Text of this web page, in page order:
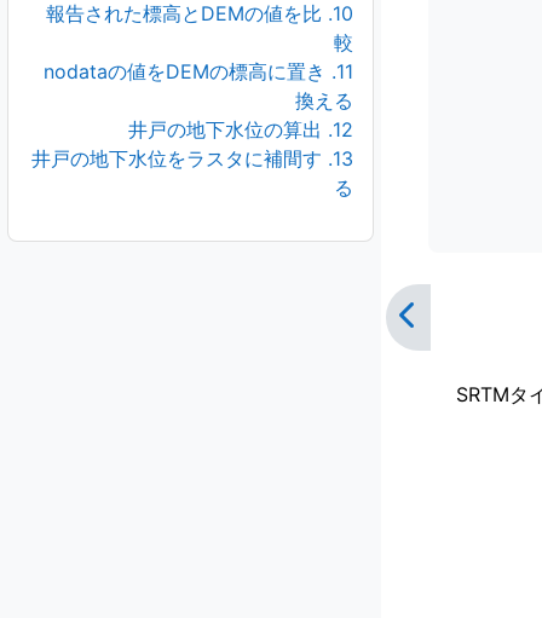
10. 報告された標高とDEMの値を比
較
11. nodataの値をDEMの標高に置き
換える
12. 井戸の地下水位の算出
13. 井戸の地下水位をラスタに補間す
る
SRTMタ